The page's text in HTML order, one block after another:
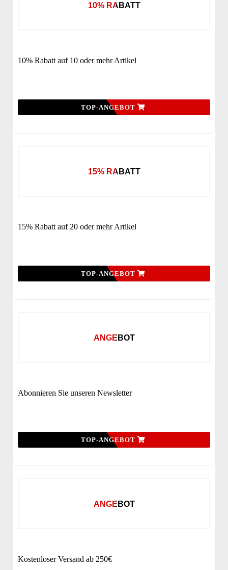
10% RABATT
10% Rabatt auf 10 oder mehr Artikel
TOP-ANGEBOT
15% RABATT
15% Rabatt auf 20 oder mehr Artikel
TOP-ANGEBOT
ANGEBOT
Abonnieren Sie unseren Newsletter
TOP-ANGEBOT
ANGEBOT
Kostenloser Versand ab 250€